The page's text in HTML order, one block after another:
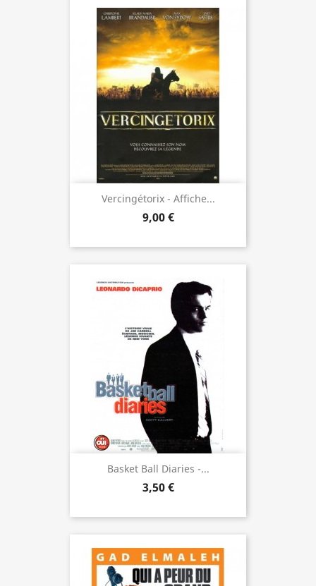
Vercingétorix - Affiche...
9,00 €
Basket Ball Diaries -...
3,50 €